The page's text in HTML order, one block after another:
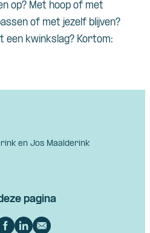
op? Met hoop of met
of met jezelf blijven?
een kwinkslag? Kortom:
en Jos Maalderink
pagina